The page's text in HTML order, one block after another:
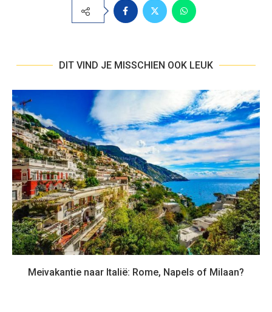
DIT VIND JE MISSCHIEN OOK LEUK
Meivakantie naar Italië: Rome, Napels of Milaan?